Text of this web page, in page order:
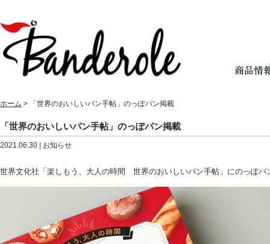
ホーム > 「世界のおいしいパン手帖」のっぽパン掲載
「世界のおいしいパン手帖」のっぽパン掲載
2021.06.30 | お知らせ
世界文化社「楽しもう、大人の時間 世界のおいしいパン手帖」にのっぽパ